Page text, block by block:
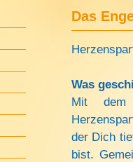
Das
Was
Mit dem
der Dich
bist.